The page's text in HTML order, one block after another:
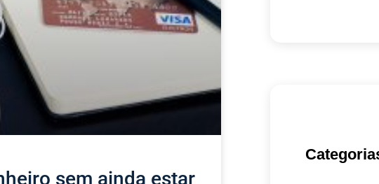
sem ainda estar